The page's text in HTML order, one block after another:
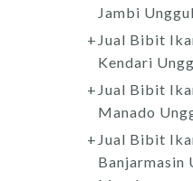
Jambi
Jual Bibit
Kendari
Jual Bibit
Manado
Jual Bibit
Banjarmasin